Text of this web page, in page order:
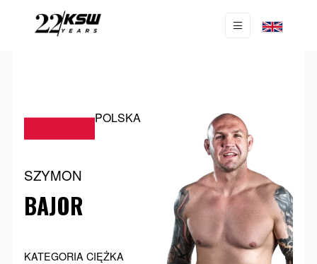
POLSKA
SZYMON
BAJOR
KATEGORIA CIĘŻKA